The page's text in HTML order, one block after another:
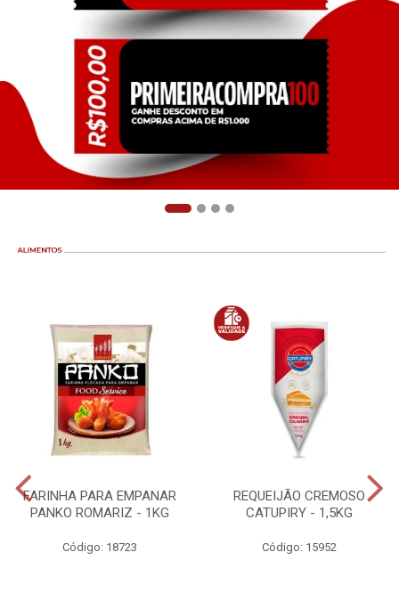
FARINHA PARA EMPANAR
PANKO ROMARIZ - 1KG
Código: 18723
REQUEIJÃO CREMOSO
CATUPIRY - 1,5KG
Código: 15952